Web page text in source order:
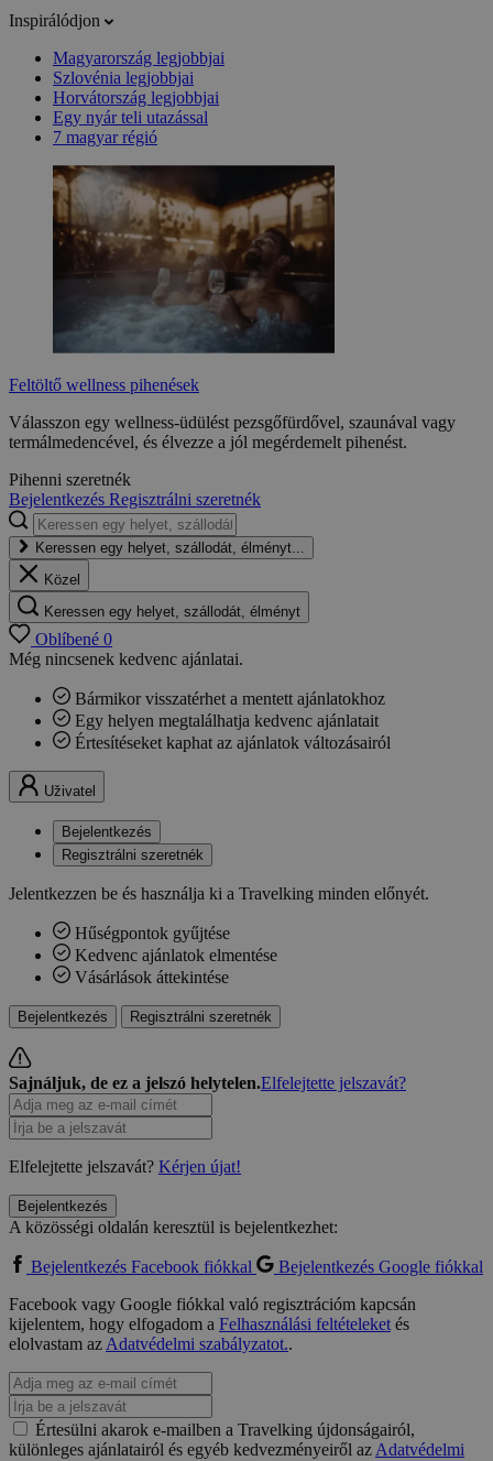
Inspirálódjon
Magyarország legjobbjai
Szlovénia legjobbjai
Horvátország legjobbjai
Egy nyár teli utazással
7 magyar régió
Feltöltő wellness pihenések
Válasszon egy wellness-üdülést pezsgőfürdővel, szaunával vagy
termálmedencével, és élvezze a jól megérdemelt pihenést.
Pihenni szeretnék
Bejelentkezés Regisztrálni szeretnék
Keressen egy helyet, szállodát, élményt...
Közel
Keressen egy helyet, szállodát, élményt
Oblíbené 0
Még nincsenek kedvenc ajánlatai.
Bármikor visszatérhet a mentett ajánlatokhoz
Egy helyen megtalálhatja kedvenc ajánlatait
Értesítéseket kaphat az ajánlatok változásairól
Uživatel
Bejelentkezés
Regisztrálni szeretnék
Jelentkezzen be és használja ki a Travelking minden előnyét.
Hűségpontok gyűjtése
Kedvenc ajánlatok elmentése
Vásárlások áttekintése
Bejelentkezés Regisztrálni szeretnék
Sajnáljuk, de ez a jelszó helytelen.Elfelejtette jelszavát?
Elfelejtette jelszavát? Kérjen újat!
Bejelentkezés
A közösségi oldalán keresztül is bejelentkezhet:
Bejelentkezés Facebook fiókkal
Bejelentkezés Google fiókkal
Facebook vagy Google fiókkal való regisztrációm kapcsán
kijelentem, hogy elfogadom a Felhasználási feltételeketés
elolvastam azAdatvédelmi szabályzatot..
Értesülni akarok e-mailben a Travelking újdonságairól,
különleges ajánlatairól és egyéb kedvezményeiről azAdatvédelmi